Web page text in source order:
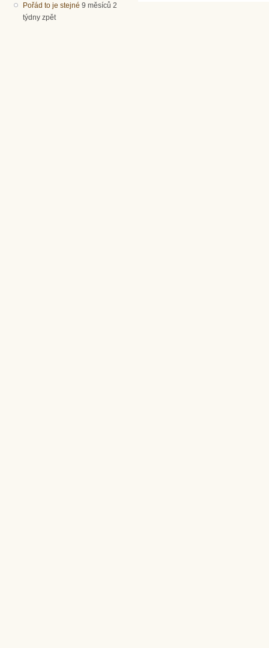
Pořád to je stejné 9 měsíců 2
týdny zpět